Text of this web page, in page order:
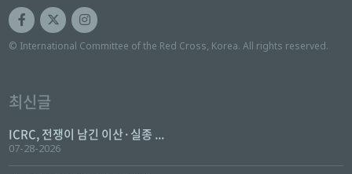
© International Committee of the Red Cross, Korea. All rights reserved.
최신글
ICRC, 전쟁이 남긴 이산·실종 ...
07-28-2026